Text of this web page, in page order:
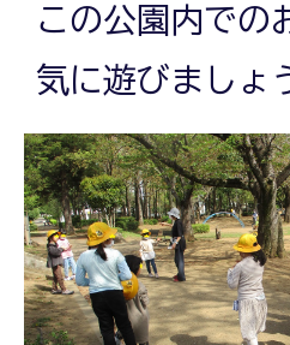
この公園内での
気に遊びましょ